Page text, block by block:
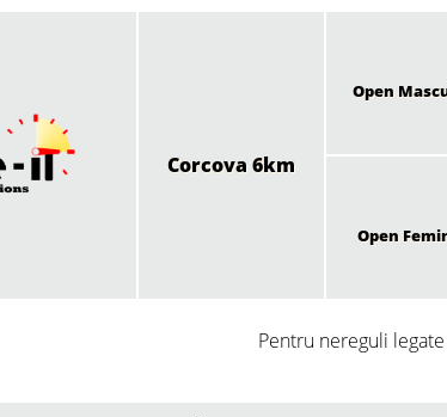
Corcova 6km
Open
Open
Pentru nereguli